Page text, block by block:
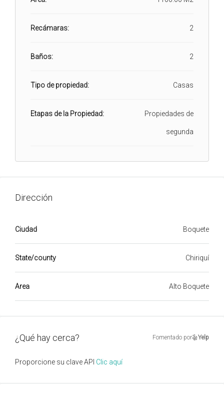
Recámaras: 2
Baños: 2
Tipo de propiedad: Casas
Etapas de la Propiedad: Propiedades de
segunda
Dirección
Ciudad Boquete
State/county Chiriquí
Area Alto Boquete
¿Qué hay cerca? Fomentado por Yelp
Proporcione su clave API Clic aquí